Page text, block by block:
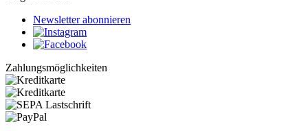
Newsletter abonnieren
Zahlungsmöglichkeiten